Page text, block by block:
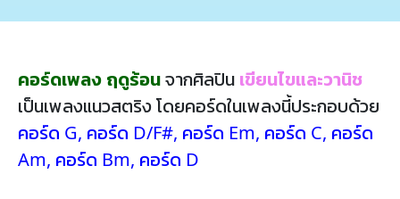
คอร์ดเพลง ฤดูร้อนจากศิลปิน เขียนไขและวานิช
เป็นเพลงแนวสตริง โดยคอร์ดในเพลงนี้ประกอบด้วย
คอร์ด G, คอร์ด D/F#, คอร์ด Em, คอร์ด C, คอร์ด
Am, คอร์ด Bm, คอร์ด D